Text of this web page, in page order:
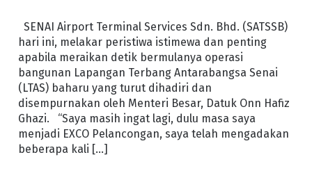
SENAI Airport Terminal Services Sdn. Bhd. (SATSSB)
hari ini, melakar peristiwa istimewa dan penting
apabila meraikan detik bermulanya operasi
bangunan Lapangan Terbang Antarabangsa Senai
(LTAS) baharu yang turut dihadiri dan
disempurnakan oleh Menteri Besar, Datuk Onn Hafiz
Ghazi. “Saya masih ingat lagi, dulu masa saya
menjadi EXCO Pelancongan, saya telah mengadakan
beberapa kali […]